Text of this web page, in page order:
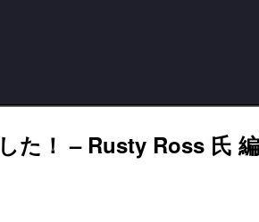
た！ – Rusty Ross 氏